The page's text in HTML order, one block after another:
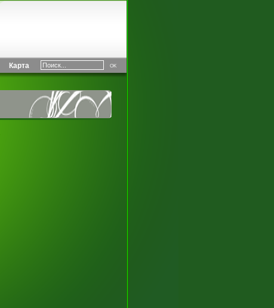
Карта